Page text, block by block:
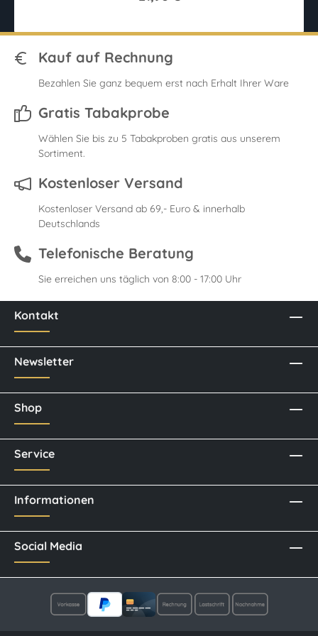
Kauf auf Rechnung
Bezahlen Sie ganz bequem erst nach Erhalt Ihrer Ware
Gratis Tabakprobe
Wählen Sie bis zu 5 Tabakproben gratis aus unserem
Sortiment.
Kostenloser Versand
Kostenloser Versand ab 69,- Euro & innerhalb
Deutschlands
Telefonische Beratung
Sie erreichen uns täglich von 8:00 - 17:00 Uhr
Kontakt
Newsletter
Social Media
Shop
Service
Informationen